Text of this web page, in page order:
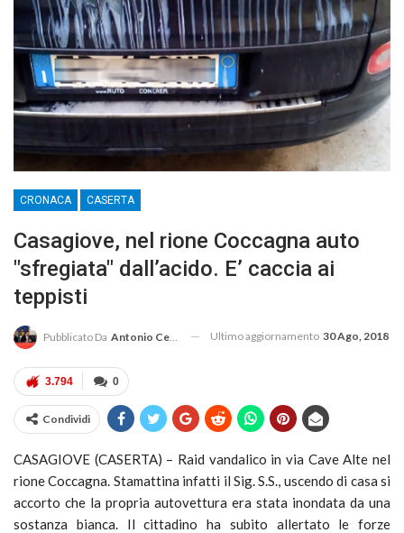
CRONACA CASERTA
Casagiove, nel rione Coccagna auto
"sfregiata" dall’acido. E’ caccia ai
teppisti
Pubblicato Da Antonio Cembrola Ultimo aggiornamento 30 Ago, 2018
0
3.794
Condividi
CASAGIOVE (CASERTA) – Raid vandalico in via Cave Alte nel
rione Coccagna. Stamattina infatti il Sig. S.S., uscendo di casa si
accorto che la propria autovettura era stata inondata da una
sostanza bianca. Il cittadino ha subito allertato le forze